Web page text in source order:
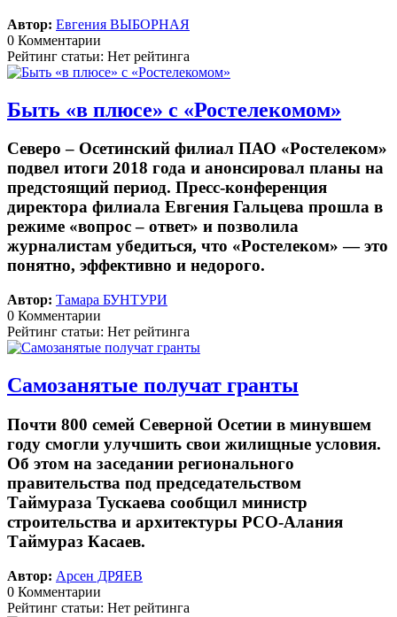
Автор: Евгения ВЫБОРНАЯ
0 Комментарии
Рейтинг статьи: Нет рейтинга
Быть «в плюсе» с «Ростелекомом»
Северо – Осетинский филиал ПАО «Ростелеком»
подвел итоги 2018 года и анонсировал планы на
предстоящий период. Пресс-конференция
директора филиала Евгения Гальцева прошла в
режиме «вопрос – ответ» и позволила
журналистам убедиться, что «Ростелеком» — это
понятно, эффективно и недорого.
Автор: Тамара БУНТУРИ
0 Комментарии
Рейтинг статьи: Нет рейтинга
Самозанятые получат гранты
Почти 800 семей Северной Осетии в минувшем
году смогли улучшить свои жилищные условия.
Об этом на заседании регионального
правительства под председательством
Таймураза Тускаева сообщил министр
строительства и архитектуры РСО-Алания
Таймураз Касаев.
Автор: Арсен ДРЯЕВ
0 Комментарии
Рейтинг статьи: Нет рейтинга